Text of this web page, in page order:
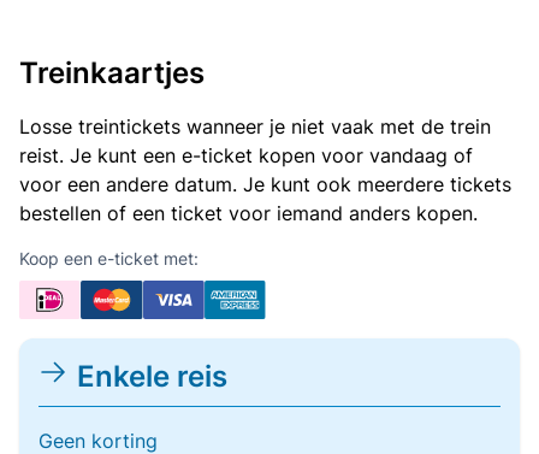
Treinkaartjes
Losse treintickets wanneer je niet vaak met de trein
reist. Je kunt een e-ticket kopen voor vandaag of
voor een andere datum. Je kunt ook meerdere tickets
bestellen of een ticket voor iemand anders kopen.
Koop een e-ticket met:
Enkele reis
Geen korting